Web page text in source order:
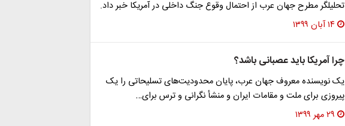
تحلیلگر مطرح جهان عرب از احتمال وقوع جنگ داخلی در آمریکا خبر داد.
۱۴ آبان ۱۳۹۹
چرا آمریکا باید عصبانی باشد؟
یک نویسنده معروف جهان عرب، پایان محدودیت‌های تسلیحاتی را یک
پیروزی برای ملت و مقامات ایران و منشأ نگرانی و ترس برای…
۲۹ مهر ۱۳۹۹